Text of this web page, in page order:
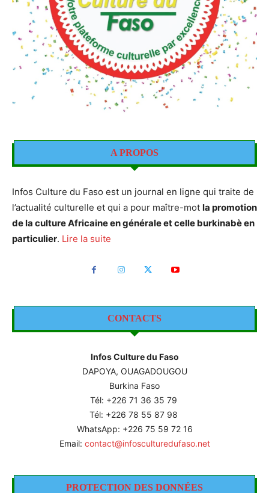
A PROPOS
Infos Culture du Faso est un journal en ligne qui traite de
l’actualité culturelle et qui a pour maître-mot la promotion
de la culture Africaine en générale et celle burkinabè en
particulier. Lire la suite
CONTACTS
Infos Culture du Faso
DAPOYA, OUAGADOUGOU
Burkina Faso
Tél: +226 71 36 35 79
Tél: +226 78 55 87 98
WhatsApp: +226 75 59 72 16
Email: contact@infosculturedufaso.net
PROTECTION DES DONNÉES